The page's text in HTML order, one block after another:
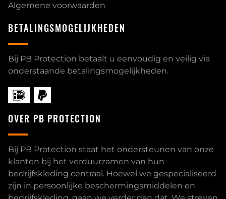
Algemene voorwaarden
BETALINGSMOGELIJKHEDEN
Bij PB Protection betaalt u eenvoudig en veilig via
onderstaande betalingsmogelijkheden.
OVER PB PROTECTION
Bij PB Protection staat het ondersteunen van onze
klanten bij het verduurzamen van hun
bedrijfskleding centraal. Hoewel we gespecialiseerd
zijn in persoonlijke beschermingsmiddelen en